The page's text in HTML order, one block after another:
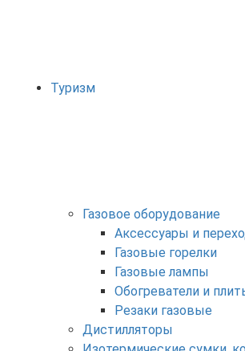
Туризм
Газовое оборудование
Аксессуары и
Газовые горелки
Газовые лампы
Обогреватели и
Резаки газовые
Дистилляторы